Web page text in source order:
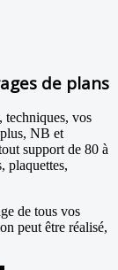
de plans
techniques, vos
NB et
support de 80 à
plaquettes,
de tous vos
peut être réalisé,